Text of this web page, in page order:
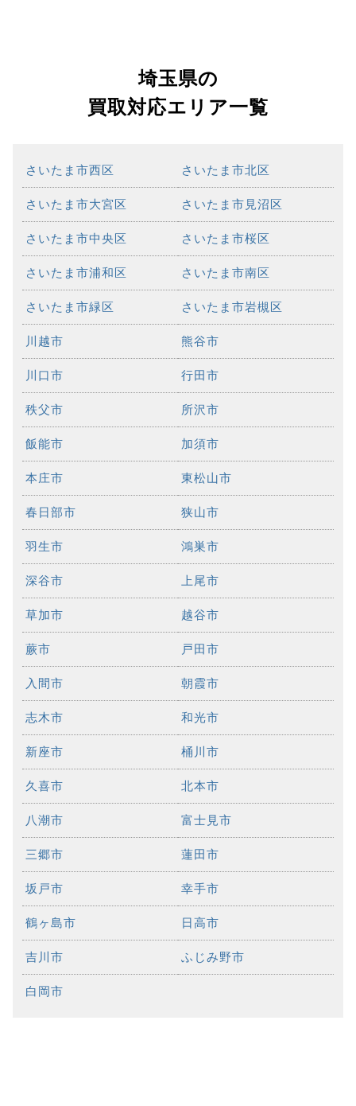
埼玉県の
買取対応エリア一覧
さいたま市西区 さいたま市北区
さいたま市大宮区 さいたま市見沼区
さいたま市中央区 さいたま市桜区
さいたま市浦和区 さいたま市南区
さいたま市緑区 さいたま市岩槻区
川越市 熊谷市
川口市 行田市
秩父市 所沢市
飯能市 加須市
本庄市 東松山市
春日部市 狭山市
羽生市 鴻巣市
深谷市 上尾市
草加市 越谷市
蕨市 戸田市
入間市 朝霞市
志木市 和光市
新座市 桶川市
久喜市 北本市
八潮市 富士見市
三郷市 蓮田市
坂戸市 幸手市
鶴ヶ島市 日高市
吉川市 ふじみ野市
白岡市